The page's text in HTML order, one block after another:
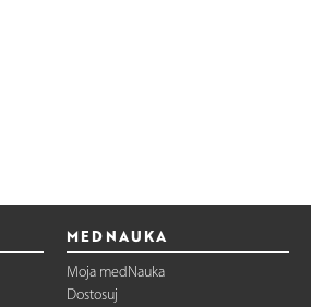
MEDNAUKA
Moja medNauka
Dostosuj